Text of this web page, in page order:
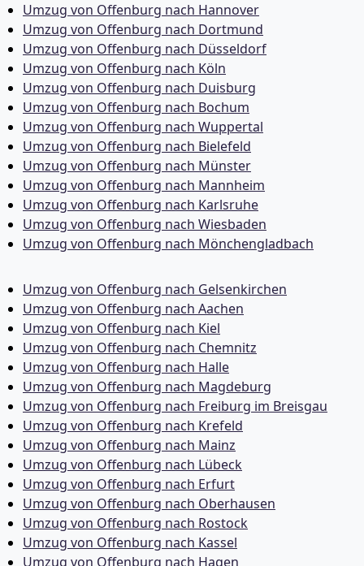
Umzug von Offenburg nach Hannover
Umzug von Offenburg nach Dortmund
Umzug von Offenburg nach Düsseldorf
Umzug von Offenburg nach Köln
Umzug von Offenburg nach Duisburg
Umzug von Offenburg nach Bochum
Umzug von Offenburg nach Wuppertal
Umzug von Offenburg nach Bielefeld
Umzug von Offenburg nach Münster
Umzug von Offenburg nach Mannheim
Umzug von Offenburg nach Karlsruhe
Umzug von Offenburg nach Wiesbaden
Umzug von Offenburg nach Mönchen­gladbach
Umzug von Offenburg nach Gelsenkirchen
Umzug von Offenburg nach Aachen
Umzug von Offenburg nach Kiel
Umzug von Offenburg nach Chemnitz
Umzug von Offenburg nach Halle
Umzug von Offenburg nach Magdeburg
Umzug von Offenburg nach Freiburg im Breisgau
Umzug von Offenburg nach Krefeld
Umzug von Offenburg nach Mainz
Umzug von Offenburg nach Lübeck
Umzug von Offenburg nach Erfurt
Umzug von Offenburg nach Oberhausen
Umzug von Offenburg nach Rostock
Umzug von Offenburg nach Kassel
Umzug von Offenburg nach Hagen